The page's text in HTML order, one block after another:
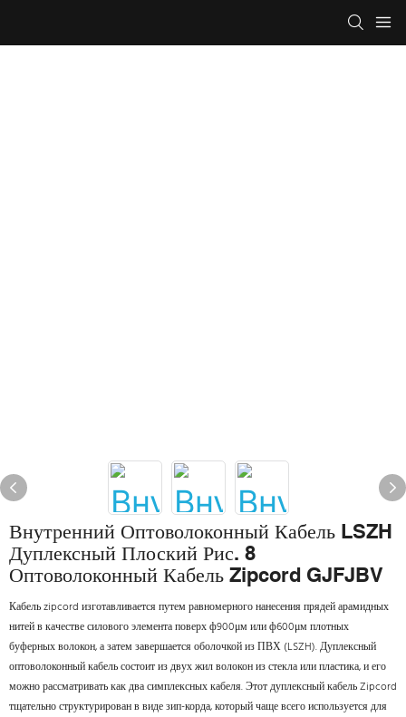
Внутренний Оптоволоконный Кабель LSZH
Дуплексный Плоский Рис. 8
Оптоволоконный Кабель Zipcord GJFJBV
Кабель zipcord изготавливается путем равномерного нанесения прядей арамидных
нитей в качестве силового элемента поверх ф900μм или ф600μм плотных
буферных волокон, а затем завершается оболочкой из ПВХ (LSZH). Дуплексный
оптоволоконный кабель состоит из двух жил волокон из стекла или пластика, и его
можно рассматривать как два симплексных кабеля. Этот дуплексный кабель Zipcord
тщательно структурирован в виде зип-корда, который чаще всего используется для